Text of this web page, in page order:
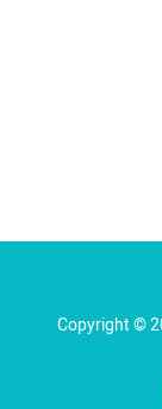
Copyright ©